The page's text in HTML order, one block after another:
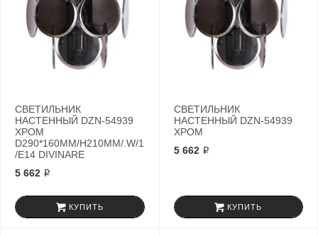
СВЕТИЛЬНИК
НАСТЕННЫЙ DZN-54939
ХРОМ
D290*160MM/H210MM/.W/1
/E14 DIVINARE
5 662 ₽
КУПИТЬ
СВЕТИЛЬНИК
НАСТЕННЫЙ DZN-54939
ХРОМ
5 662 ₽
КУПИТЬ